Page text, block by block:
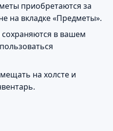
приобретаются за
на вкладке «Предметы».
в вашем
на холсте и